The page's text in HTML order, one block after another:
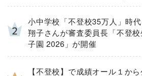
小中学校「不登校35万人」時
翔子さんが審査委員長「不登
子園 2026」が開催
【不登校】で成績オール１か